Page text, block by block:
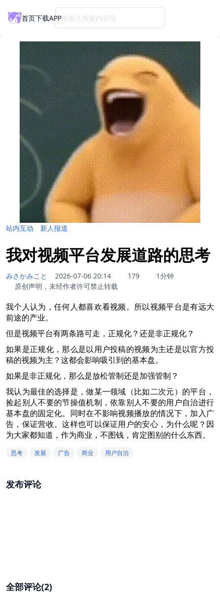
首页下载APP请输入搜索内容喵
站内互动 新人报道
我对视频平台发展道路的思考
みさかみこと 2026-07-06 20:14 179
1分钟
原创声明，未经作者许可禁止转载
我个人认为，任何人都喜欢看视频。所以视频平台是有远大
前途的产业。
但是视频平台有两条路可走，正规化？还是非正规化？
如果是正规化，那么是以用户投稿的视频为主还是以官方投
稿的视频为主？这都会影响吸引到的基本盘。
如果是非正规化，那么是放松管制还是加强管制？
我认为最佳的选择是，做某一领域（比如二次元）的平台，
捡起别人不要的节操值机制，依靠别人不要的用户自治进行
基本盘的固定化。同时在不影响视频播放的情况下，加入广
告，保证营收。这样也可以保证用户的安心，为什么呢？因
为大家都知道，作为商业，不图钱，肯定图别的什么东西。
思考 发展 广告 商业 用户自治
发布评论
全部评论(2)